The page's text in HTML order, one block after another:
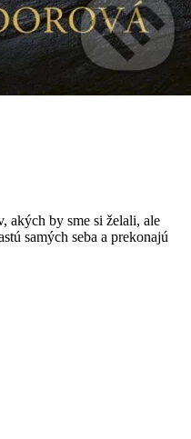
akých by sme si želali, ale
samých seba a prekonajú